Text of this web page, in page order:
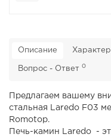
Описание
Вопрос - Ответ 0
Предлагаем вашему
стальная Laredo F03
Romotop.
Печь-камин Laredo -